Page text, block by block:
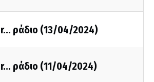
ράδιο (13/04/2024)
ράδιο (11/04/2024)